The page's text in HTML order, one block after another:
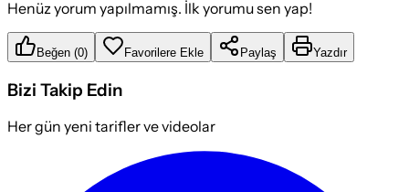
Henüz yorum yapılmamış. İlk yorumu sen yap!
Beğen (0) Favorilere Ekle Paylaş Yazdır
Bizi Takip Edin
Her gün yeni tarifler ve videolar